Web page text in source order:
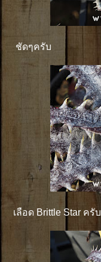
ชัดๆครับ
เลือด Brittle Star ครับ